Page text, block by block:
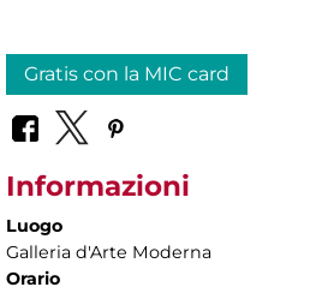
Gratis con la MIC card
Informazioni
Luogo
Galleria d'Arte Moderna
Orario